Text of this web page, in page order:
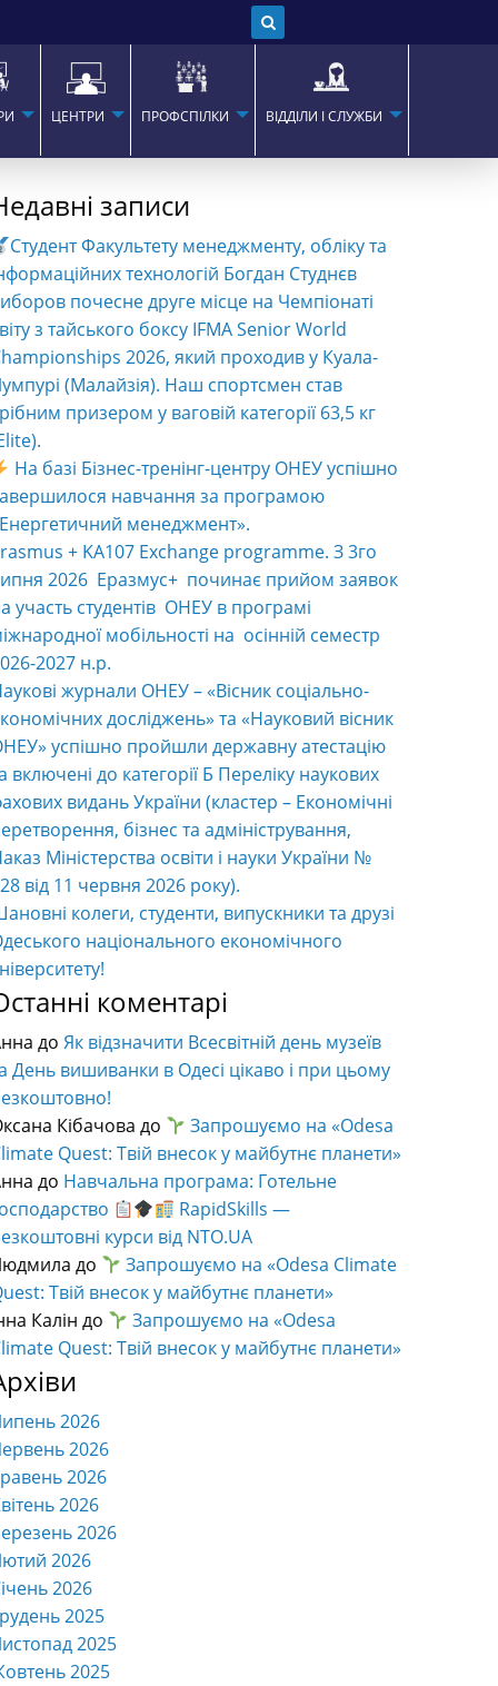
ЦЕНТРИ ПРОФСПІЛКИ ВІДДІЛИ І СЛУЖБИ
записи
Студент Факультету менеджменту, обліку та
технологій Богдан Студнєв
почесне друге місце на Чемпіонаті
з тайського боксу IFMA Senior World
2026, який проходив у Куала-
(Малайзія). Наш спортсмен став
призером у ваговій категорії 63,5 кг
На базі Бізнес-тренінг-центру ОНЕУ успішно
навчання за програмою
менеджмент».
+ KA107 Exchange programme. З 3го
2026 Еразмус+ починає прийом заявок
участь студентів ОНЕУ в програмі
мобільності на осінній семестр
2027 н.р.
журнали ОНЕУ – «Вісник соціально-
досліджень» та «Науковий вісник
успішно пройшли державну атестацію
включені до категорії Б Переліку наукових
видань України (кластер – Економічні
бізнес та адміністрування,
Міністерства освіти і науки України №
від 11 червня 2026 року).
колеги, студенти, випускники та друзі
національного економічного
коментарі
доЯк відзначити Всесвітній день музеїв
День вишиванки в Одесі цікаво і при цьому
Кібачова до
Запрошуємо на «Odesa
Quest: Твій внесок у майбутнє планети»
до Навчальна програма: Готельне
RapidSkills —
курси від NTO.UA
до
Запрошуємо на «Odesa Climate
Твій внесок у майбутнє планети»
Калін до
Запрошуємо на «Odesa
Quest: Твій внесок у майбутнє планети»
2026
2026
2026
2026
2026
2026
2026
2025
2025
2025